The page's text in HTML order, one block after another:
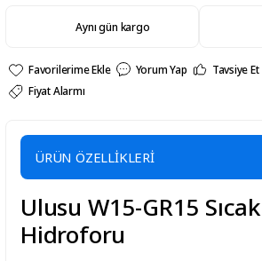
Aynı gün kargo
Yorum Yap Tavsiye Et
Fiyat Alarmı
ÜRÜN ÖZELLİKLERİ
Ulusu W15-GR15
Hidroforu